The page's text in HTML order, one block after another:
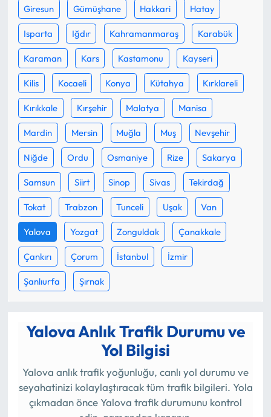
Giresun Gümüşhane Hakkari Hatay
Isparta Iğdır Kahramanmaraş Karabük
Karaman Kars Kastamonu Kayseri
Kilis Kocaeli Konya Kütahya Kırklareli
Kırıkkale Kırşehir Malatya Manisa
Mardin Mersin Muğla Muş Nevşehir
Niğde Ordu Osmaniye Rize Sakarya
Samsun Siirt Sinop Sivas Tekirdağ
Tokat Trabzon Tunceli Uşak Van
Yalova Yozgat Zonguldak Çanakkale
Çankırı Çorum İstanbul İzmir
Şanlıurfa Şırnak
YalovaAnlık Trafik Durumu ve
Yol Bilgisi
Yalova anlık trafik yoğunluğu, canlı yol durumu ve
seyahatinizi kolaylaştıracak tüm trafik bilgileri. Yola
çıkmadan önce Yalova trafik durumunu kontrol